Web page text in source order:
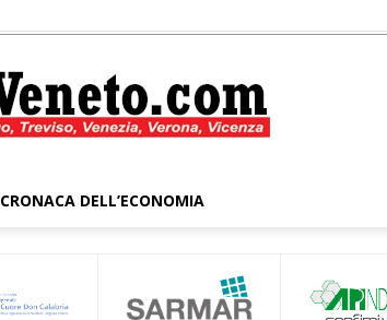
CRONACA DELL’ECONOMIA